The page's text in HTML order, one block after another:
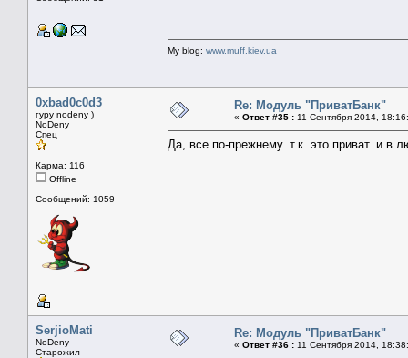
My blog: www.muff.kiev.ua
0xbad0c0d3
гуру nodeny )
NoDeny
Спец
Карма: 116
Offline
Сообщений: 1059
Re: Модуль "ПриватБанк"
« Ответ #35 : 11 Сентября 2014,
Да, все по-прежнему. т.к. это приват. и в
SerjioMati
NoDeny
Старожил
Re: Модуль "ПриватБанк"
« Ответ #36 : 11 Сентября 2014,